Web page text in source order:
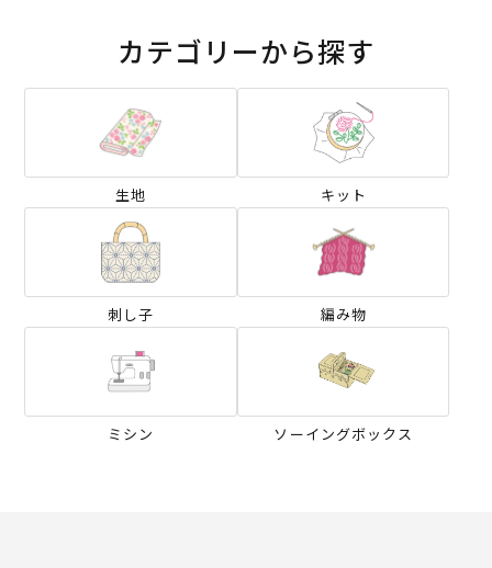
カテゴリーから探す
生地 キット
刺し子 編み物
ミシン ソーイングボックス